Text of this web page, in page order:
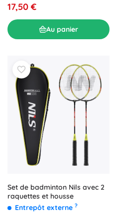
17,50 €
Au panier
Set de badminton Nils avec 2
raquettes et housse
Entrepôt externe ?